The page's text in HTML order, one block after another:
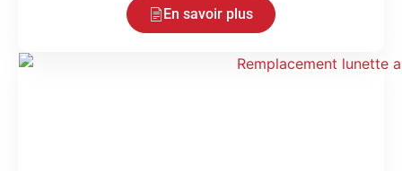
En savoir plus